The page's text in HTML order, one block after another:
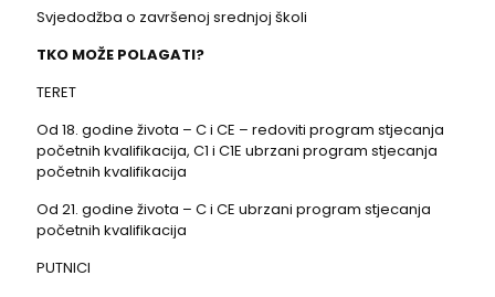
Svjedodžba o završenoj srednjoj školi
TKO MOŽE POLAGATI?
TERET
Od 18. godine života – C i CE – redoviti program stjecanja
početnih kvalifikacija, C1 i C1E ubrzani program stjecanja
početnih kvalifikacija
Od 21. godine života – C i CE ubrzani program stjecanja
početnih kvalifikacija
PUTNICI